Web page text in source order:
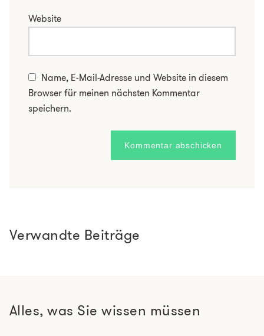
Website
Name, E-Mail-Adresse und Website in diesem
Browser für meinen nächsten Kommentar
speichern.
Verwandte Beiträge
Alles, was Sie wissen müssen